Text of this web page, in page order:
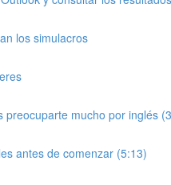
los simulacros
preocuparte mucho por inglés
antes de comenzar (5:13)